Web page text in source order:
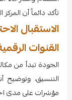
تأكد دائماً أن
الاستقبال
القنوات
الجودة تبدأ من
التنسيق، وتوضيح
مؤشرات على مدى